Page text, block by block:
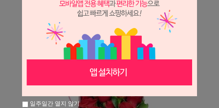
※ 필독해주세요 ※
장미는 시세 변동에 따라 가격이 달라질 수 있으니
일주일간 열지 않기